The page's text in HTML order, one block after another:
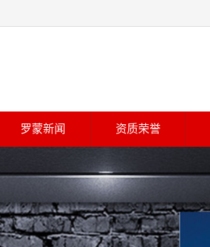
罗蒙新闻 资质荣誉